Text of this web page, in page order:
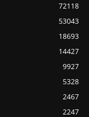
72118
53043
18693
14427
9927
5328
2467
2247